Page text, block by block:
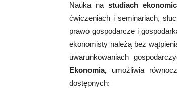
Nauka nastudiach
ćwiczeniach i seminariach,
prawo gospodarcze i
ekonomisty należą bez
uwarunkowaniach
Ekonomia, umożliwia
dostępnych: